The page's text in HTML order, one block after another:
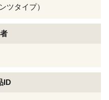
ツタイプ）
ID